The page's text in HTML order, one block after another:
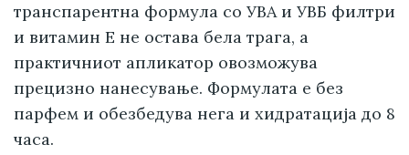
транспарентна формула со УВА и УВБ филтри
и витамин Е не остава бела трага, а
практичниот апликатор овозможува
прецизно нанесување. Формулата е без
парфем и обезбедува нега и хидратација до 8
часа.